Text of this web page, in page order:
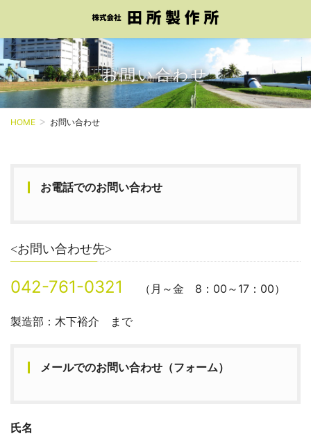
お問い合わせ
HOME お問い合わせ
お電話でのお問い合わせ
<お問い合わせ先>
042-761-0321 （月～金 8：00～17：00）
製造部：木下裕介 まで
メールでのお問い合わせ（フォーム）
氏名